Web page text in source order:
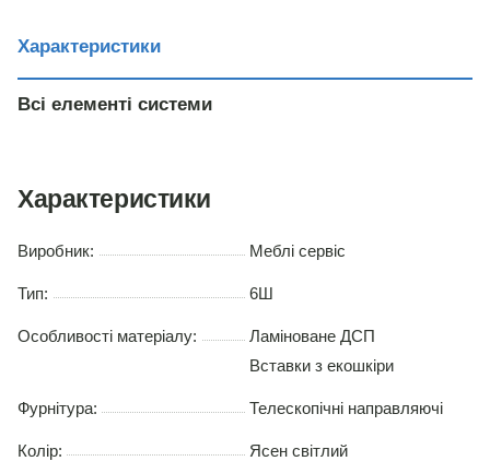
Характеристики
Всі елементі системи
Характеристики
Виробник: Меблі сервіс
Тип: 6Ш
Особливості матеріалу:
Ламіноване ДСП
Вставки з екошкіри
Фурнітура: Телескопічні направляючі
Колір: Ясен світлий